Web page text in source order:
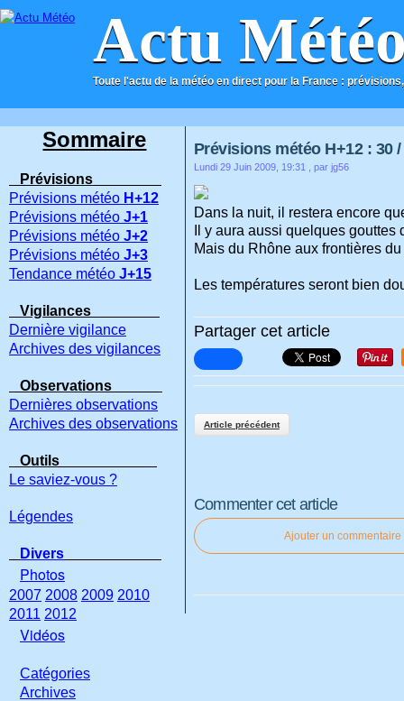
Actu
Toute l'actu de la météo en direct pour la France :
ACCUEIL CONTACT
Prévisions météo H+12 : 30
Lundi 29 Juin 2009, 19:31 , par jg56
Dans la nuit, il restera encore
Il y aura aussi quelques
Mais du Rhône aux frontières
Les températures seront bien
Partager cet article
Article précédent
Commenter cet article
Ajouter un commentaire
Sommaire
Prévisions
Prévisions météo H+12
Prévisions météo J+1
Prévisions météo J+2
Prévisions météo J+3
Tendance météo J+15
Vigilances
Dernière vigilance
Archives des vigilances
Observations
Dernières observations
Archives des observations
Outils
Le saviez-vous ?
Légendes
Divers
Photos
2007 2008 2009 2010
2011 2012
Vidéos
Catégories
Archives